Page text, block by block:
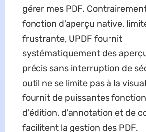
gérer mes PDF.
fonction d'aperçu native,
frustrante, UPDF fournit
systématiquement des
précis sans interruption de
outil ne se limite pas à la
fournit de puissantes
d'édition, d'annotation et de
facilitent la gestion des PDF.